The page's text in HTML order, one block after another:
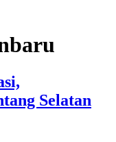
Selatan